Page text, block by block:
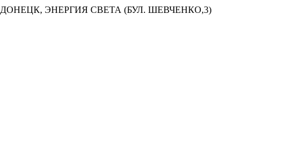
ДОНЕЦК, ЭНЕРГИЯ СВЕТА (БУЛ. ШЕВЧЕНКО,3)